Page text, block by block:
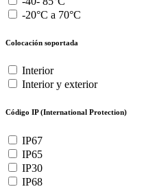
-20°C a 70°C
Colocación soportada
Interior
Interior y exterior
Código IP (International Protection)
IP67
IP65
IP30
IP68